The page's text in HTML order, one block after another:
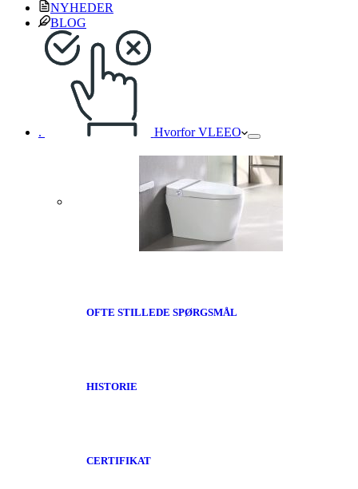
NYHEDER
BLOG
. Hvorfor VLEEO
OFTE STILLEDE SPØRGSMÅL
HISTORIE
CERTIFIKAT